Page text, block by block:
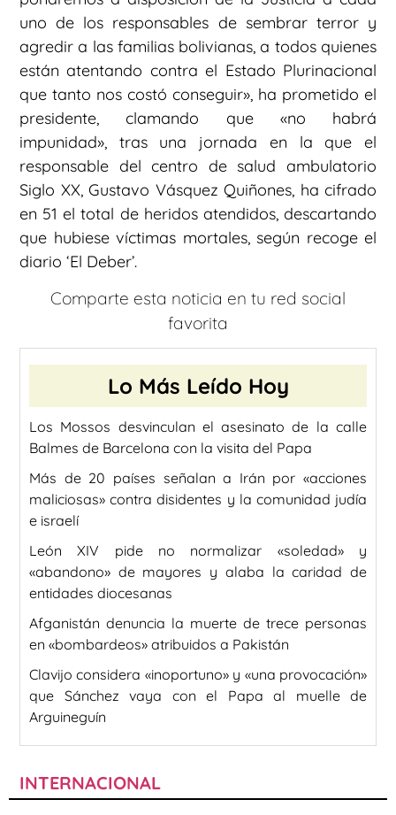
uno de los responsables de sembrar terror y
agredir a las familias bolivianas, a todos quienes
están atentando contra el Estado Plurinacional
que tanto nos costó conseguir», ha prometido el
presidente, clamando que «no habrá
impunidad», tras una jornada en la que el
responsable del centro de salud ambulatorio
Siglo XX, Gustavo Vásquez Quiñones, ha cifrado
en 51 el total de heridos atendidos, descartando
que hubiese víctimas mortales, según recoge el
diario ‘El Deber’.
Comparte esta noticia en tu red social
favorita
Lo Más Leído Hoy
Los Mossos desvinculan el asesinato de la calle
Balmes de Barcelona con la visita del Papa
Más de 20 países señalan a Irán por «acciones
maliciosas» contra disidentes y la comunidad judía
e israelí
León XIV pide no normalizar «soledad» y
«abandono» de mayores y alaba la caridad de
entidades diocesanas
Afganistán denuncia la muerte de trece personas
en «bombardeos» atribuidos a Pakistán
Clavijo considera «inoportuno» y «una provocación»
que Sánchez vaya con el Papa al muelle de
Arguineguín
INTERNACIONAL